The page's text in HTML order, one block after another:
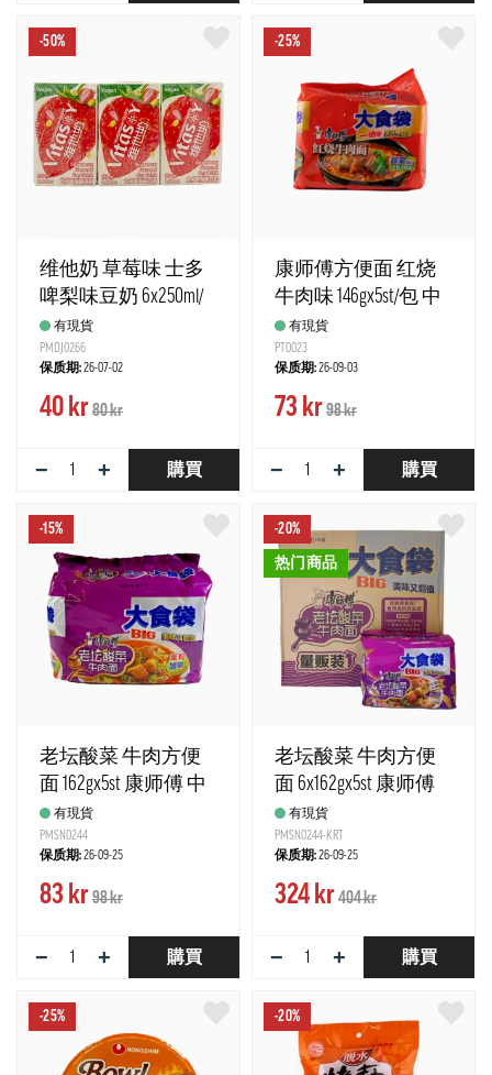
-50%
维他奶 草莓味 士多
啤梨味豆奶 6x250ml/
组 维他 中国
有現貨
PMDJ0266
保质期:26-07-02
40 kr80 kr
− + 購買
-25%
康师傅方便面 红烧
牛肉味 146gx5st/包 中
国 有現貨
PT0023
保质期:26-09-03
73 kr98 kr
− + 購買
-15%
老坛酸菜 牛肉方便
面 162gx5st 康师傅 中
国 有現貨
PMSN0244
保质期:26-09-25
83 kr98 kr
− + 購買
-20%
热门商品
老坛酸菜 牛肉方便
面 6x162gx5st 康师傅
中国有現貨
PMSN0244-KRT
保质期:26-09-25
324 kr404 kr
− + 購買
-25% -20%